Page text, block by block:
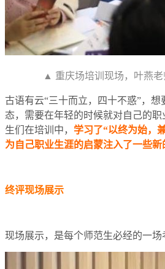
▲ 重庆场培训现场，叶燕
古语有云“三十而立，四十不惑”，
态，需要在年轻的时候就对自己的
生们在培训中， 学习了“以终为始，
为自己职业生涯的启蒙注入了一些新
终评现场展示
现场展示，是每个师范生必经的一场